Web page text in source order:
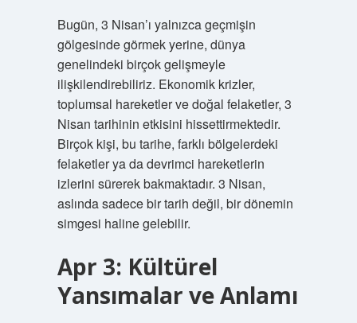
Bugün, 3 Nisan’ı yalnızca geçmişin
gölgesinde görmek yerine, dünya
genelindeki birçok gelişmeyle
ilişkilendirebiliriz. Ekonomik krizler,
toplumsal hareketler ve doğal felaketler, 3
Nisan tarihinin etkisini hissettirmektedir.
Birçok kişi, bu tarihe, farklı bölgelerdeki
felaketler ya da devrimci hareketlerin
izlerini sürerek bakmaktadır. 3 Nisan,
aslında sadece bir tarih değil, bir dönemin
simgesi haline gelebilir.
Apr 3: Kültürel
Yansımalar ve Anlamı